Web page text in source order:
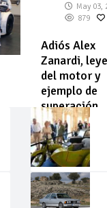
May 03,
879
Adiós Alex
Zanardi,
del motor y
ejemplo de
superación
Abr